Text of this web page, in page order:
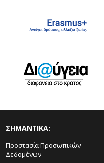
ΣΗΜΑΝΤΙΚΑ:
Προστασία Προσωπικών
Δεδομένων